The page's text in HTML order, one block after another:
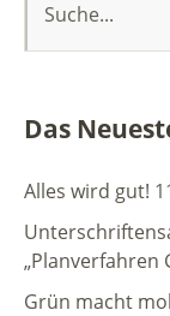
Das
Alles wird gut!
„Planverfahren
Grün macht